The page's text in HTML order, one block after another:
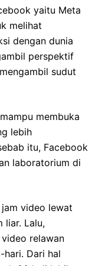
yaitu Meta
melihat
dengan dunia
perspektif
sudut
membuka
lebih
itu, Facebook
laboratorium di
video lewat
liar. Lalu,
relawan
hari. Dari hal